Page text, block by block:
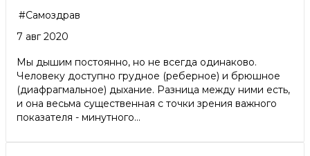
#Самоздрав
7 авг 2020
Мы дышим постоянно, но не всегда одинаково.
Человеку доступно грудное (реберное) и брюшное
(диафрагмальное) дыхание. Разница между ними есть,
и она весьма существенная с точки зрения важного
показателя - минутного...